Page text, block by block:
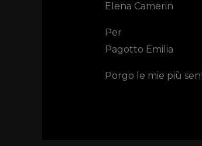
Elena Camerin
Per
Pagotto Emilia
Porgo le mie più